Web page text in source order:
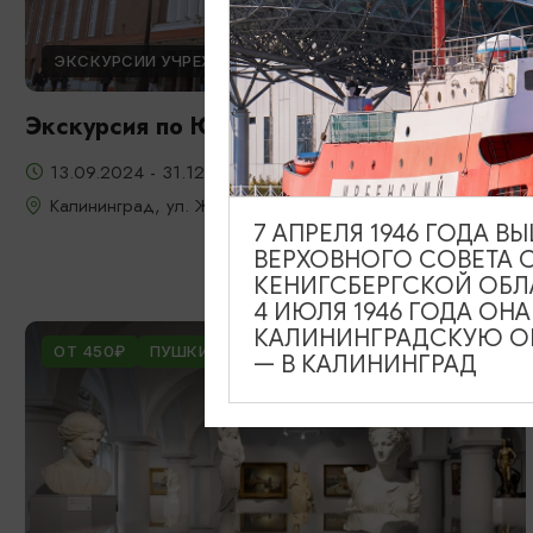
ЭКСКУРСИИ УЧРЕЖДЕНИЙ КУЛЬТУРЫ
Экскурсия по Южному вокзалу
13.09.2024 - 31.12.2026
Калининград, ул. Железнодорожная, д. 13-23
ОТ 450₽ ПУШКИНСКАЯ КАРТА
7 АПРЕЛЯ 1946 ГОДА
ВЕРХОВНОГО СОВЕТА
КЕНИГСБЕРГСКОЙ
4 ИЮЛЯ 1946 ГОДА
КАЛИНИНГРАДСКУЮ
— В КАЛИНИНГРАД